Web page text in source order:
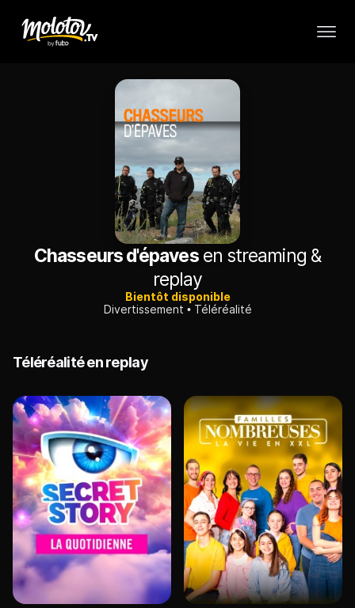
Chasseurs d'épavesen streaming &
replay
Bientôt disponible
Divertissement
Téléréalité
Téléréalité en replay